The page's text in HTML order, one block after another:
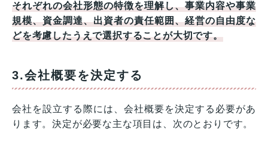
それぞれの会社形態の特徴を理解し、事業内容や事業
規模、資金調達、出資者の責任範囲、経営の自由度な
どを考慮したうえで選択することが大切です。
3.会社概要を決定する
会社を設立する際には、会社概要を決定する必要があ
ります。決定が必要な主な項目は、次のとおりです。